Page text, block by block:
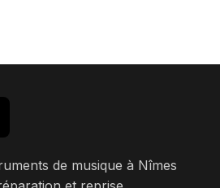
de musique à Nîmes